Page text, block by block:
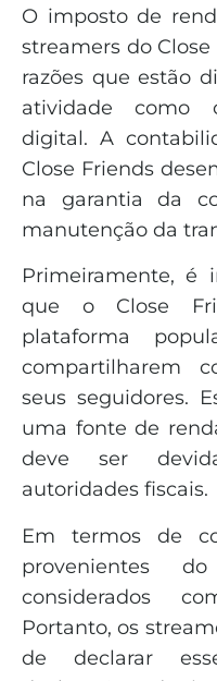
O imposto de
streamers do
razões que estão
atividade como
digital. A
Close Friends
na garantia da
manutenção da
Primeiramente, é
que o Close
plataforma
compartilharem
seus seguidores.
uma fonte de
deve ser
autoridades fiscais.
Em termos de
provenientes
considerados
Portanto, os
de declarar